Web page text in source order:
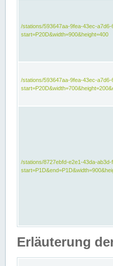
/stations/593647aa-9fea-43ec-
start=P20D&width=900&height=400
/stations/593647aa-9fea-43ec-
/stations/8727ebfd-e2e1-43da-
Erläuterung